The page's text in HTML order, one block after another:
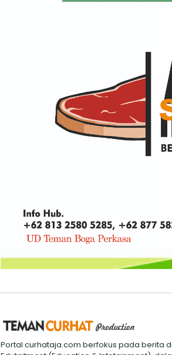
Portal curhataja.com berfokus pada berita